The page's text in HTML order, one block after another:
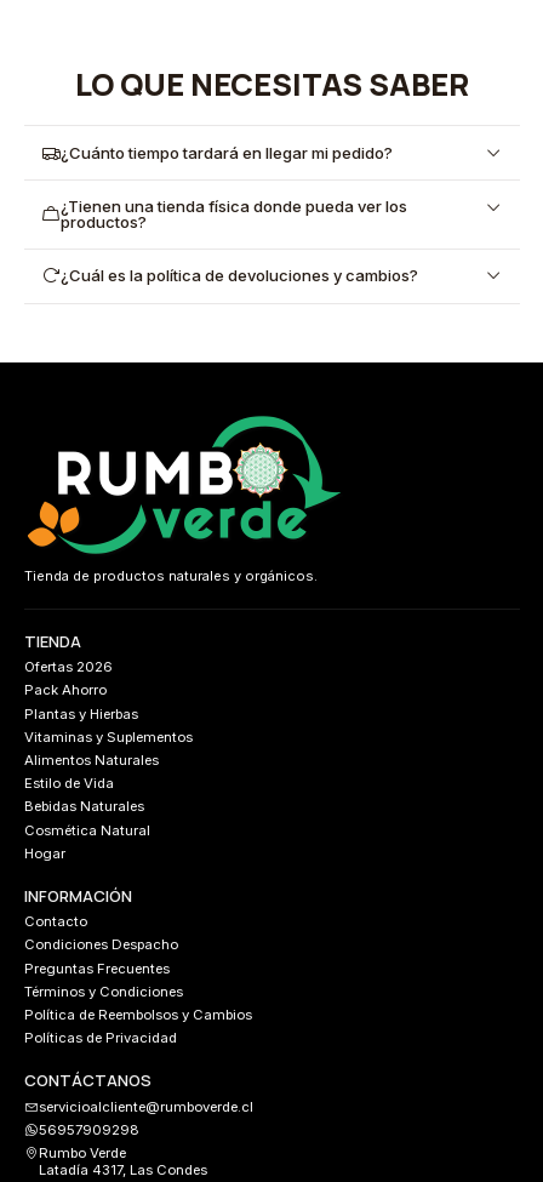
LO QUE NECESITAS SABER
¿Cuánto tiempo tardará en llegar mi pedido?
¿Tienen una tienda física donde pueda ver los
productos?
¿Cuál es la política de devoluciones y cambios?
Tienda de productos naturales y orgánicos.
TIENDA
Ofertas 2026
Pack Ahorro
Plantas y Hierbas
Vitaminas y Suplementos
Alimentos Naturales
Estilo de Vida
Bebidas Naturales
Cosmética Natural
Hogar
INFORMACIÓN
Contacto
Condiciones Despacho
Preguntas Frecuentes
Términos y Condiciones
Política de Reembolsos y Cambios
Políticas de Privacidad
CONTÁCTANOS
servicioalcliente@rumboverde.cl
56957909298
Rumbo Verde
Latadía 4317, Las Condes